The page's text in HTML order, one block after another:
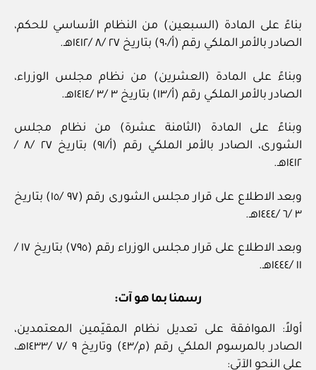
بناءً على المادة (السبعين) من النظام الأساسي للحكم،
الصادر بالأمر الملكي رقم (أ/٩٠) بتاريخ ٢٧ /٨ /١٤١٢هـ.
وبناءً على المادة (العشرين) من نظام مجلس الوزراء،
الصادر بالأمر الملكي رقم (أ/١٣) بتاريخ ٣ /٣ /١٤١٤هـ.
وبناءً على المادة (الثامنة عشرة) من نظام مجلس
الشورى، الصادر بالأمر الملكي رقم (أ/٩١) بتاريخ ٢٧ /٨ /
١٤١٢هـ.
وبعد الاطلاع على قرار مجلس الشورى رقم (٩٧ /١٥) بتاريخ
٣ /٦ /١٤٤٤هـ.
وبعد الاطلاع على قرار مجلس الوزراء رقم (٧٩٥) بتاريخ ١٧ /
١١ /١٤٤٤هـ.
رسمنا بما هو آت:
أولاً: الموافقة على تعديل نظام المقيّمين المعتمدين،
الصادر بالمرسوم الملكي رقم (م/٤٣) وتاريخ ٩ /٧ /١٤٣٣هـ،
على النحو الآتي: